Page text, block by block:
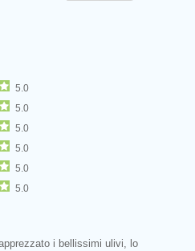
5.0
5.0
5.0
5.0
5.0
5.0
i bellissimi ulivi, lo